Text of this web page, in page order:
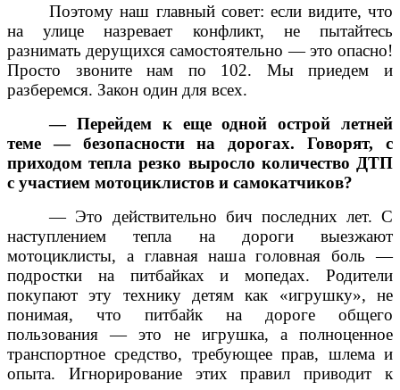
Поэтому наш главный совет: если видите, что
на улице назревает конфликт, не пытайтесь
разнимать дерущихся самостоятельно — это опасно!
Просто звоните нам по 102. Мы приедем и
разберемся. Закон один для всех.
— Перейдем к еще одной острой летней
теме — безопасности на дорогах. Говорят, с
приходом тепла резко выросло количество ДТП
с участием мотоциклистов и самокатчиков?
— Это действительно бич последних лет. С
наступлением тепла на дороги выезжают
мотоциклисты, а главная наша головная боль —
подростки на питбайках и мопедах. Родители
покупают эту технику детям как «игрушку», не
понимая, что питбайк на дороге общего
пользования — это не игрушка, а полноценное
транспортное средство, требующее прав, шлема и
опыта. Игнорирование этих правил приводит к